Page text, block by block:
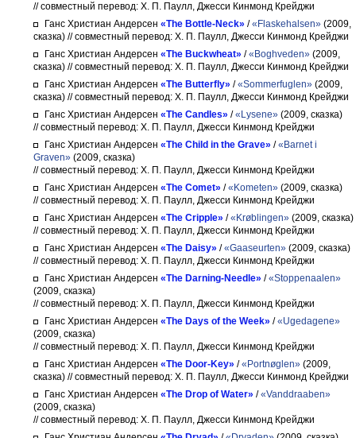
// совместный перевод: Х. П. Паулл, Джесси Кинмонд Крейджи
Ганс Христиан Андерсен «The Bottle-Neck» /«Flaskehalsen» (2009,
сказка) // совместный перевод: Х. П. Паулл, Джесси Кинмонд Крейджи
Ганс Христиан Андерсен «The Buckwheat» /«Boghveden» (2009,
сказка) // совместный перевод: Х. П. Паулл, Джесси Кинмонд Крейджи
Ганс Христиан Андерсен «The Butterfly» /«Sommerfuglen» (2009,
сказка) // совместный перевод: Х. П. Паулл, Джесси Кинмонд Крейджи
Ганс Христиан Андерсен «The Candles» /«Lysene» (2009, сказка)
// совместный перевод: Х. П. Паулл, Джесси Кинмонд Крейджи
Ганс Христиан Андерсен «The Child in the Grave» /«Barnet i
Graven» (2009, сказка)
// совместный перевод: Х. П. Паулл, Джесси Кинмонд Крейджи
Ганс Христиан Андерсен «The Comet» /«Kometen» (2009, сказка)
// совместный перевод: Х. П. Паулл, Джесси Кинмонд Крейджи
Ганс Христиан Андерсен «The Cripple» /«Krøblingen» (2009, сказка)
// совместный перевод: Х. П. Паулл, Джесси Кинмонд Крейджи
Ганс Христиан Андерсен «The Daisy» /«Gaaseurten» (2009, сказка)
// совместный перевод: Х. П. Паулл, Джесси Кинмонд Крейджи
Ганс Христиан Андерсен «The Darning-Needle» /«Stoppenaalen»
(2009, сказка)
// совместный перевод: Х. П. Паулл, Джесси Кинмонд Крейджи
Ганс Христиан Андерсен «The Days of the Week» /«Ugedagene»
(2009, сказка)
// совместный перевод: Х. П. Паулл, Джесси Кинмонд Крейджи
Ганс Христиан Андерсен «The Door-Key» /«Portnøglen» (2009,
сказка) // совместный перевод: Х. П. Паулл, Джесси Кинмонд Крейджи
Ганс Христиан Андерсен «The Drop of Water» /«Vanddraaben»
(2009, сказка)
// совместный перевод: Х. П. Паулл, Джесси Кинмонд Крейджи